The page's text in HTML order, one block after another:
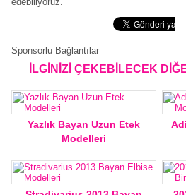
Sponsorlu Bağlantılar
İLGİNİZİ ÇEKEBİLECEK
Yazlık Bayan Uzun Etek
Modelleri